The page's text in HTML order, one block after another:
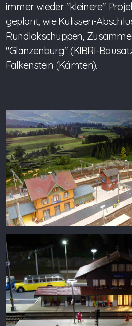
immer wieder "kleinere"
geplant, wie Kulissen-
Rundlokschuppen,
"Glanzenburg" (KIBRI-
Falkenstein (Kärnten).